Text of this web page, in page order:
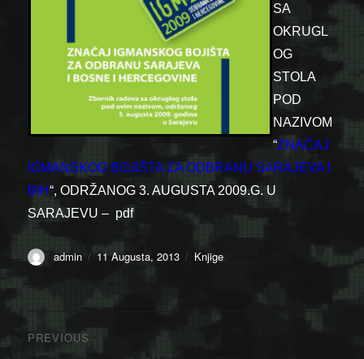
SA
OKRUGL
OG
STOLA
POD
NAZIVOM
“ZNAČAJ
IGMANSKOG BOJIŠTA ZA ODBRANU SARAJEVA I
BIH“, ODRŽANOG 3. AUGUSTA 2009.G. U
SARAJEVU – pdf
Author
admin
Posted
11 Augusta, 2013 Categories
Knjige
Navigacija
PREVIOUS